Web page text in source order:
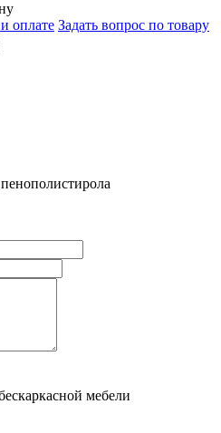
оплате Задать вопрос по товару
мебели